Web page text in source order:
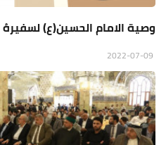
وصية الامام الحسين(ع)